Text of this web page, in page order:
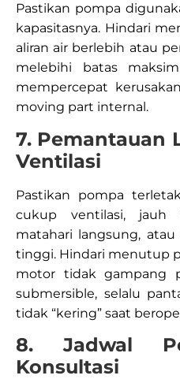
Pastikan pompa
kapasitasnya. Hindari
aliran air berlebih atau
melebihi batas
mempercepat
moving part internal.​
7. Pemantauan
Ventilasi
Pastikan pompa
cukup ventilasi, jauh
matahari langsung,
tinggi. Hindari menutup
motor tidak gampang
submersible, selalu
tidak “kering” saat
8. Jadwal
Konsultasi